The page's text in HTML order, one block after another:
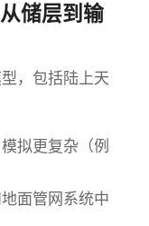
储层到输
，包括陆上天
拟更复杂（例
面管网系统中